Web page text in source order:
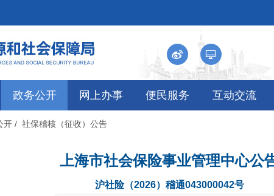
政务公开 网上办事 便民服务 互动交流
开 / 社保稽核（征收）公告
上海市社会保险事业管理中心公
沪社险（2026）稽通043000042号